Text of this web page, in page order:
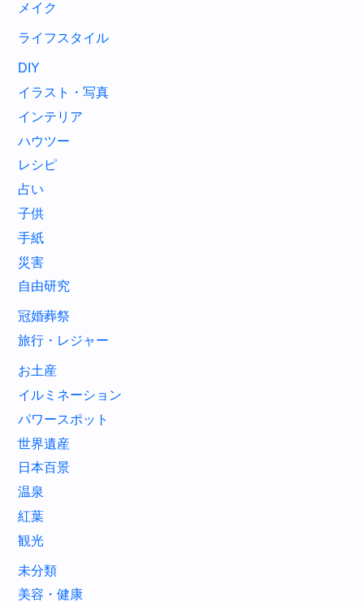
メイク
ライフスタイル
DIY
イラスト・写真
インテリア
ハウツー
レシピ
占い
子供
手紙
災害
自由研究
冠婚葬祭
旅行・レジャー
お土産
イルミネーション
パワースポット
世界遺産
日本百景
温泉
紅葉
観光
未分類
美容・健康